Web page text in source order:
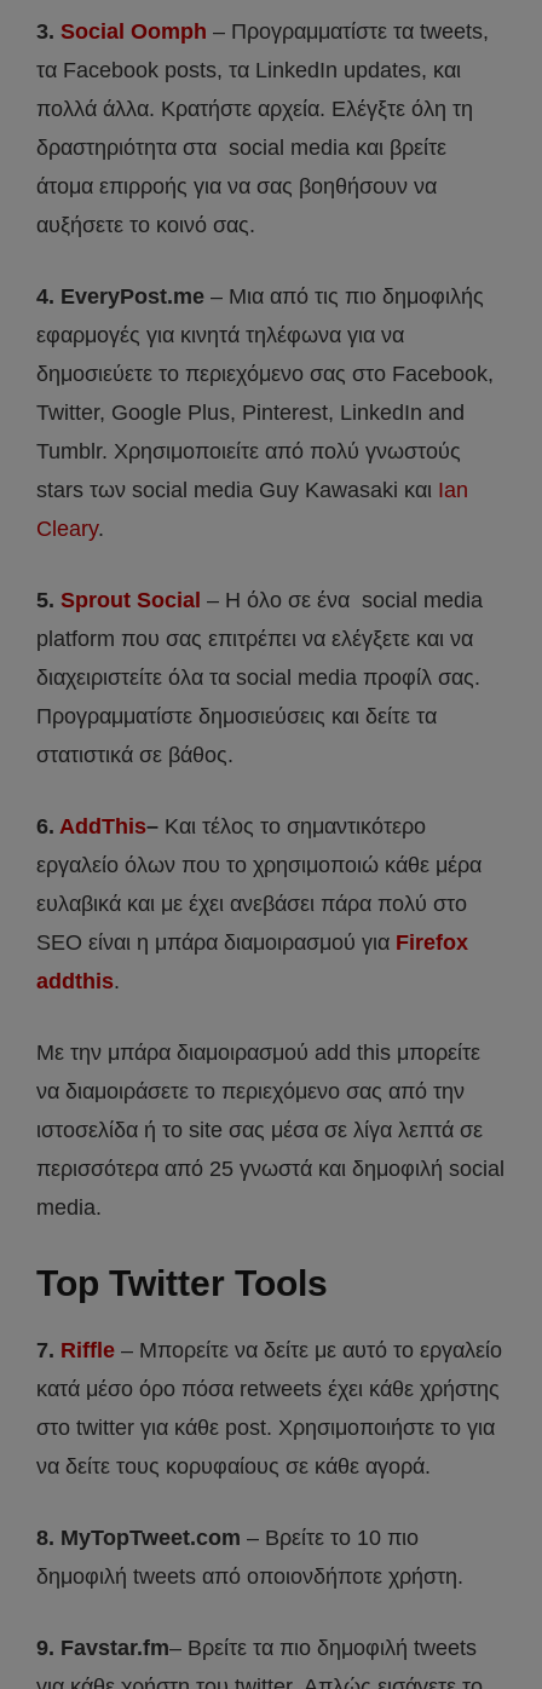
3. Social Oomph – Προγραμματίστε τα tweets,
τα Facebook posts, τα LinkedIn updates, και
πολλά άλλα. Κρατήστε αρχεία. Ελέγξτε όλη τη
δραστηριότητα στα social media και βρείτε
άτομα επιρροής για να σας βοηθήσουν να
αυξήσετε το κοινό σας.
4. EveryPost.me – Μια από τις πιο δημοφιλής
εφαρμογές για κινητά τηλέφωνα για να
δημοσιεύετε το περιεχόμενο σας στο Facebook,
Twitter, Google Plus, Pinterest, LinkedIn and
Tumblr. Χρησιμοποιείτε από πολύ γνωστούς
stars των social media Guy Kawasaki και Ian
Cleary.
5. Sprout Social – Η όλο σε ένα social media
platform που σας επιτρέπει να ελέγξετε και να
διαχειριστείτε όλα τα social media προφίλ σας.
Προγραμματίστε δημοσιεύσεις και δείτε τα
στατιστικά σε βάθος.
6. AddThis– Και τέλος το σημαντικότερο
εργαλείο όλων που το χρησιμοποιώ κάθε μέρα
ευλαβικά και με έχει ανεβάσει πάρα πολύ στο
SEO είναι η μπάρα διαμοιρασμού για Firefox
addthis.
Με την μπάρα διαμοιρασμού add this μπορείτε
να διαμοιράσετε το περιεχόμενο σας από την
ιστοσελίδα ή το site σας μέσα σε λίγα λεπτά σε
περισσότερα από 25 γνωστά και δημοφιλή social
media.
Top Twitter Tools
7. Riffle – Μπορείτε να δείτε με αυτό το εργαλείο
κατά μέσο όρο πόσα retweets έχει κάθε χρήστης
στο twitter για κάθε post. Χρησιμοποιήστε το για
να δείτε τους κορυφαίους σε κάθε αγορά.
8. MyTopTweet.com – Βρείτε το 10 πιο
δημοφιλή tweets από οποιονδήποτε χρήστη.
9. Favstar.fm– Βρείτε τα πιο δημοφιλή tweets